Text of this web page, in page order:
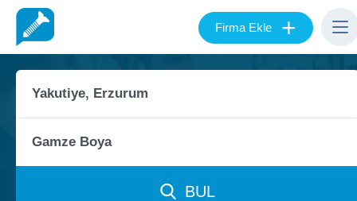
Firma Ekle +
BUL